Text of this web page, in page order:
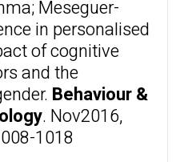
Meseguer-
in personalised
of cognitive
and the
Behaviour &
. Nov2016,
1018.